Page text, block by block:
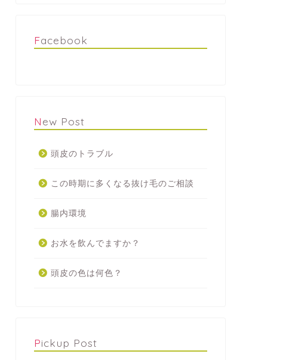
Facebook
New Post
頭皮のトラブル
この時期に多くなる抜け毛のご相談
腸内環境
お水を飲んでますか？
頭皮の色は何色？
Pickup Post